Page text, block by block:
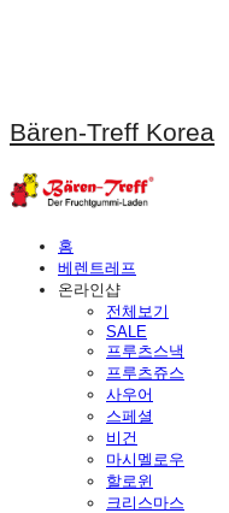
Bären-Treff Korea
홈
베렌트레프
온라인샵
전체보기
SALE
프루츠스낵
프루츠쥬스
사우어
스페셜
비건
마시멜로우
할로윈
크리스마스